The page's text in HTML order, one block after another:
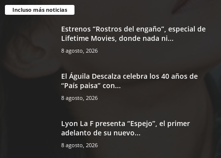
Incluso más noticias
Estrenos “Rostros del engaño”, especial de
Lifetime Movies, donde nada ni...
8 agosto, 2026
El Águila Descalza celebra los 40 años de
“País paisa” con...
8 agosto, 2026
Lyon La F presenta “Espejo”, el primer
adelanto de su nuevo...
8 agosto, 2026